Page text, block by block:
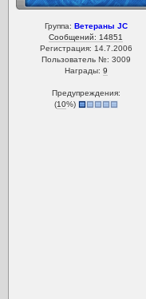
Группа: Ветераны JC
Сообщений: 14851
Регистрация: 14.7.2006
Пользователь №: 3009
Награды: 9
Предупреждения:
(10%)